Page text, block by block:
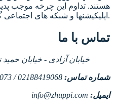
هستند. تداوم این چرخه موجب
اپلیکیشنها و شبکه های اجتماعی گردید.
تماس با ما
خیابان آزادی - خیابان حمید
شماره تماس: 02188419068 / 02188456073
ایمیل: info@zhuppi.com